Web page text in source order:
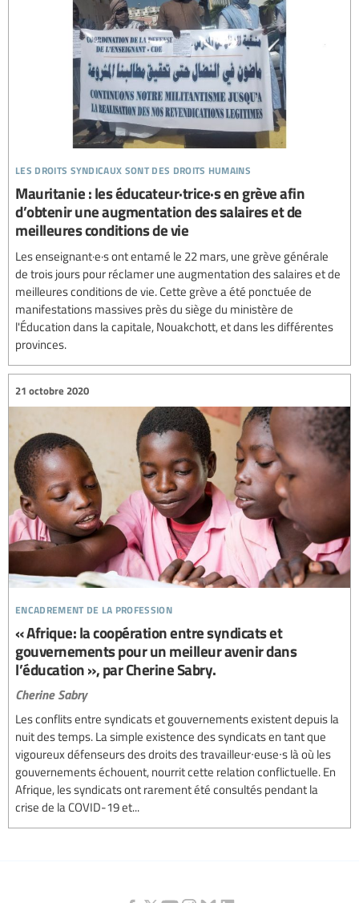
les droits syndicaux sont des droits humains
Mauritanie : les éducateur·trice·s en grève afin
d’obtenir une augmentation des salaires et de
meilleures conditions de vie
Les enseignant·e·s ont entamé le 22 mars, une grève générale
de trois jours pour réclamer une augmentation des salaires et de
meilleures conditions de vie. Cette grève a été ponctuée de
manifestations massives près du siège du ministère de
l'Éducation dans la capitale, Nouakchott, et dans les différentes
provinces.
encadrement de la profession
21 octobre 2020
« Afrique: la coopération entre syndicats et
gouvernements pour un meilleur avenir dans
l’éducation », par Cherine Sabry.
Cherine Sabry
Les conflits entre syndicats et gouvernements existent depuis la
nuit des temps. La simple existence des syndicats en tant que
vigoureux défenseurs des droits des travailleur∙euse∙s là où les
gouvernements échouent, nourrit cette relation conflictuelle. En
Afrique, les syndicats ont rarement été consultés pendant la
crise de la COVID-19 et...